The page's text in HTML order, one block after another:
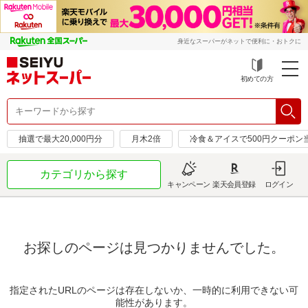
身近なスーパーがネットで便利に・おトクに
初めての方
抽選で最大20,000円分 月木2倍 冷食＆アイスで500円クーポン
カテゴリから探す
キャンペーン 楽天会員登録 ログイン
お探しのページは見つかりませんでした。
指定されたURLのページは存在しないか、一時的に利用できない可
能性があります。